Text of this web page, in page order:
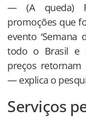
— (A queda)
promoções que
evento ‘Semana
todo o Brasil e
preços retornam
— explica o
Serviços